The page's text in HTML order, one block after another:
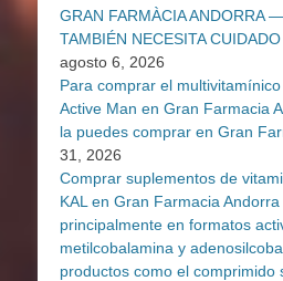
GRAN FARMÀCIA ANDORRA
TAMBIÉN NECESITA CUIDADO
agosto 6, 2026
Para comprar el
Active Man en Gran Farmacia
la puedes comprar en Gran
31, 2026
Comprar suplementos de
KAL en Gran Farmacia
principalmente en formatos
metilcobalamina y
productos como el comprimido